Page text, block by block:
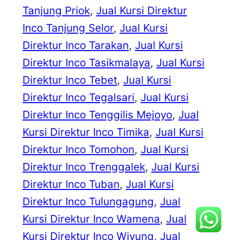
Tanjung Priok, Jual Kursi Direktur
Inco Tanjung Selor, Jual Kursi
Direktur Inco Tarakan, Jual Kursi
Direktur Inco Tasikmalaya, Jual Kursi
Direktur Inco Tebet, Jual Kursi
Direktur Inco Tegalsari, Jual Kursi
Direktur Inco Tenggilis Mejoyo, Jual
Kursi Direktur Inco Timika, Jual Kursi
Direktur Inco Tomohon, Jual Kursi
Direktur Inco Trenggalek, Jual Kursi
Direktur Inco Tuban, Jual Kursi
Direktur Inco Tulungagung, Jual
Kursi Direktur Inco Wamena, Jual
Kursi Direktur Inco Wiyung, Jual